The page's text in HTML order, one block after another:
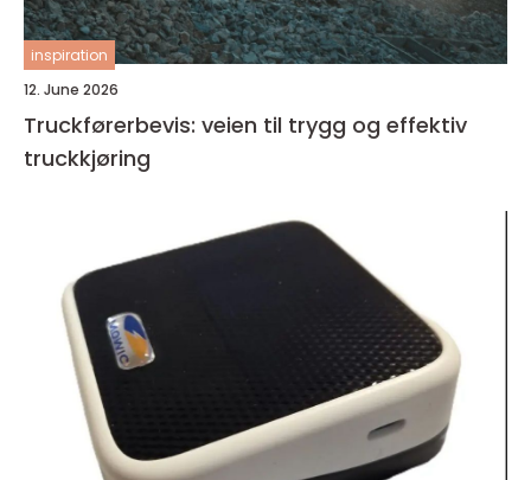
inspiration
12. June 2026
Truckførerbevis: veien til trygg og effektiv
truckkjøring